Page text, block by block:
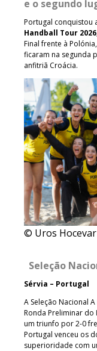
e o segundo
Portugal conquistou
Handball Tour 2026
Final frente à
ficaram na segunda
anfitriã Croácia.
© Uros
Seleção
Sérvia – Portugal
A Seleção Nacional
Ronda Preliminar do
um triunfo por 2-0
Portugal venceu os
superioridade com